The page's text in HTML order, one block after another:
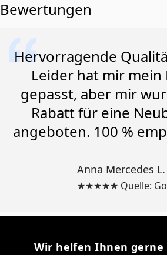
Bewertungen
Hervorragende
Leider hat mir mein
gepasst, aber mir
Rabatt für eine
angeboten. 100 %
Anna Mercedes L.
★★★★★ Quelle:
Wir helfen Ihnen gerne